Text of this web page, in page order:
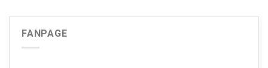
bằng nước mà không gây ảnh hưởng đến kết cấu gỗ, tuy
FANPAGE